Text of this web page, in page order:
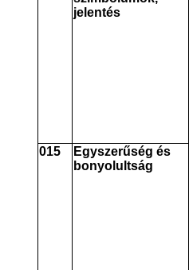
jelentés
015
Egyszerűség és
bonyolultság